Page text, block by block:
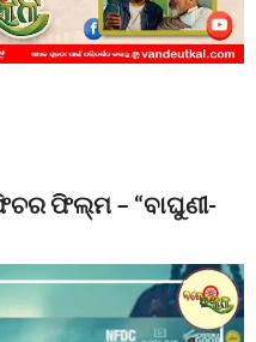
ଫିଲ୍ମ – “ବାଘୁଣୀ-